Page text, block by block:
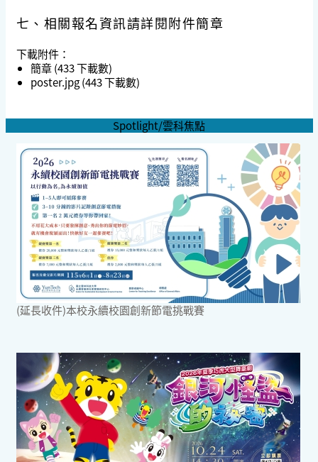
七、相關報名資訊請詳閱附件簡章
下載附件：
簡章 (433 下載數)
poster.jpg (443 下載數)
Spotlight/雲科焦點
(延長收件)本校永續校園創新節電挑戰賽